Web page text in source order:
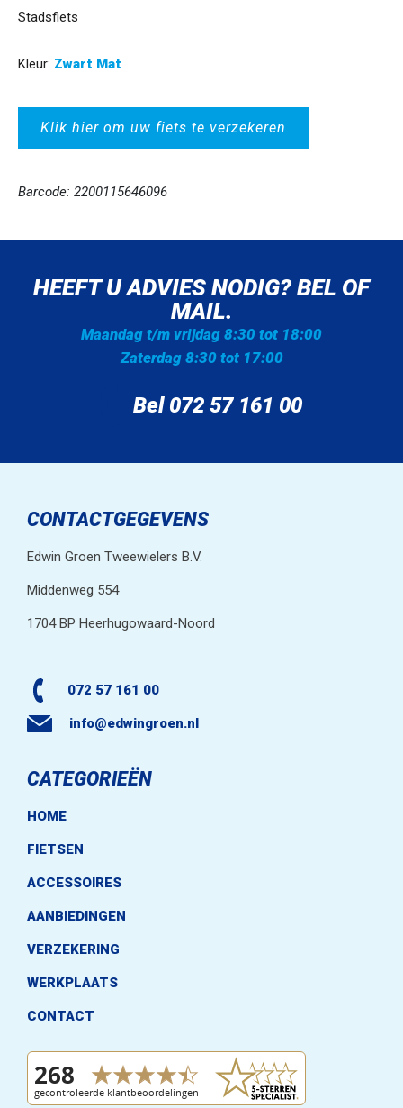
Stadsfiets
Kleur: Zwart Mat
Klik hier om uw fiets te verzekeren
Barcode: 2200115646096
HEEFT U ADVIES NODIG? BEL OF
MAIL.
Maandag t/m vrijdag 8:30 tot 18:00
Zaterdag 8:30 tot 17:00
Bel 072 57 161 00
CONTACTGEGEVENS
Edwin Groen Tweewielers B.V.
Middenweg 554
1704 BP Heerhugowaard-Noord
072 57 161 00
info@edwingroen.nl
CATEGORIEËN
HOME
FIETSEN
ACCESSOIRES
AANBIEDINGEN
VERZEKERING
WERKPLAATS
CONTACT